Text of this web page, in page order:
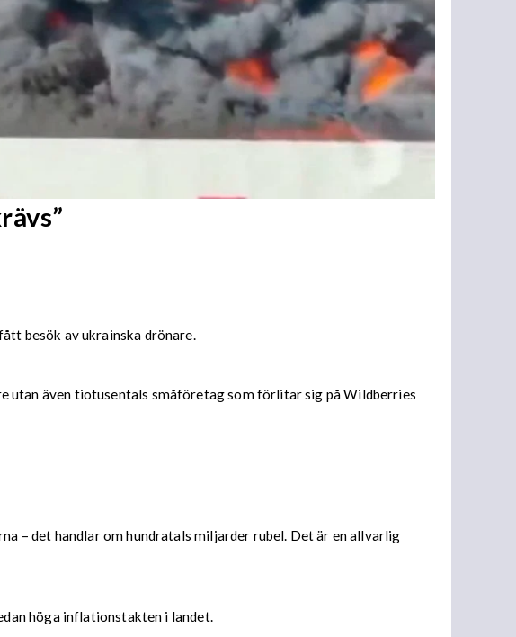
besök av ukrainska drönare.
utan även tiotusentals småföretag som förlitar sig på Wildberries
– det handlar om hundratals miljarder rubel. Det är en allvarlig
höga inflationstakten i landet.